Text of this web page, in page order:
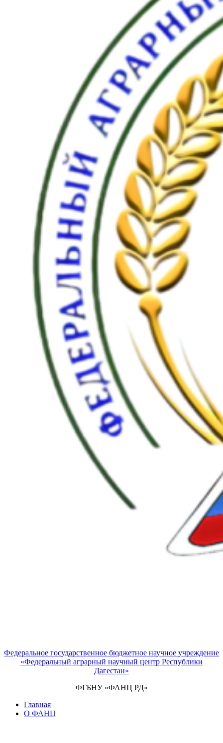
Федеральное государственное бюджетное научное учреждение
«Федеральный аграрный научный центр Республики
Дагестан»
ФГБНУ «ФАНЦ РД»
Главная
О ФАНЦ